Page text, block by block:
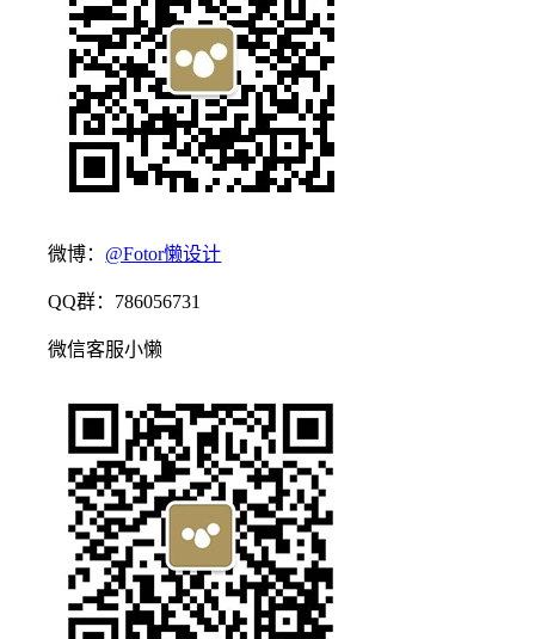
微博： @Fotor懒设计
QQ群：786056731
微信客服小懒